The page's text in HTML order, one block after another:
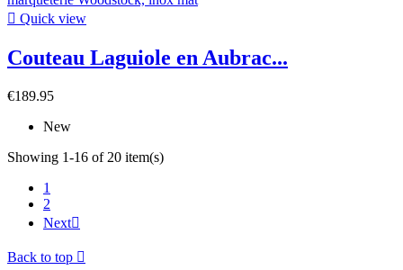
 Quick view
Couteau Laguiole en Aubrac...
€189.95
New
Showing 1-16 of 20 item(s)
1
2
Next
Back to top 